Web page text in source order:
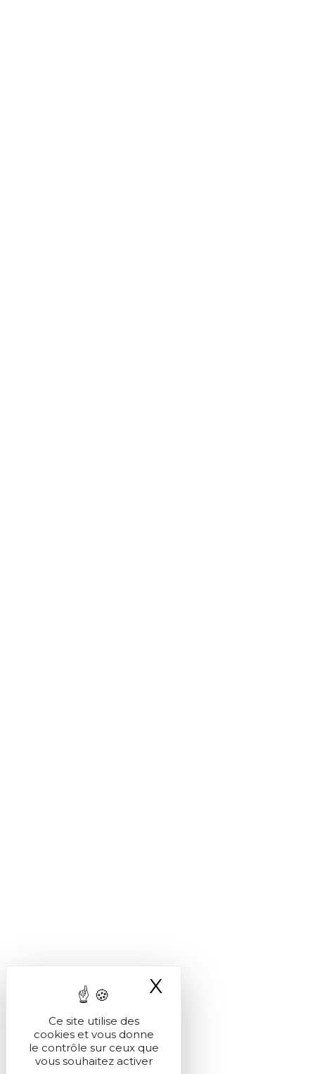
Ce site utilise des
cookies et vous donne
le contrôle sur ceux que
vous souhaitez activer
X